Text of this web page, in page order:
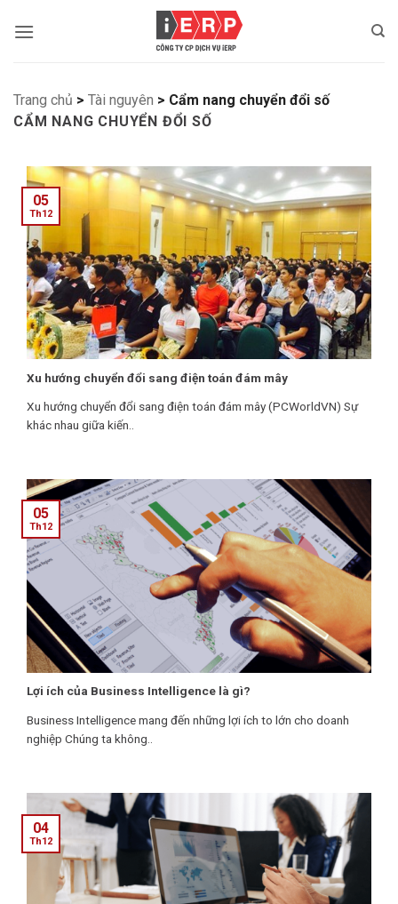
qua
Trang chủ > Tài nguyên > Cẩm nang chuyển đổi số
CẨM NANG CHUYỂN ĐỔI SỐ
Xu hướng chuyển đổi sang điện toán đám mây
Xu hướng chuyển đổi sang điện toán đám mây (PCWorldVN) Sự
khác nhau giữa kiến..
05
Th12
Lợi ích của Business Intelligence là gì?
Business Intelligence mang đến những lợi ích to lớn cho doanh
nghiệp Chúng ta không..
05
Th12
04
Th12